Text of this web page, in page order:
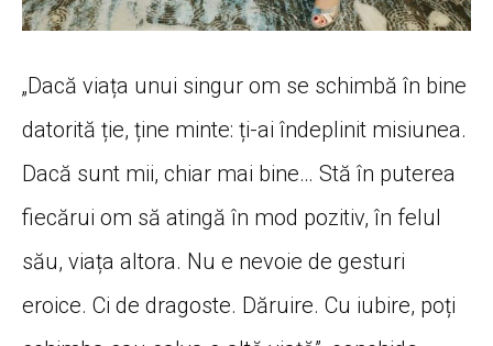
„Dacă viața unui singur om se schimbă în bine
datorită ție, ține minte: ți-ai îndeplinit misiunea.
Dacă sunt mii, chiar mai bine… Stă în puterea
fiecărui om să atingă în mod pozitiv, în felul
său, viața altora. Nu e nevoie de gesturi
eroice. Ci de dragoste. Dăruire. Cu iubire, poți